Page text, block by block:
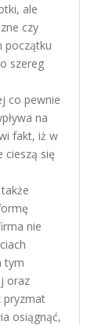
ale
czy
początku
szereg
co pewnie
na
fakt, iż w
cieszą się
nie
tym
oraz
pryzmat
osiągnąć,